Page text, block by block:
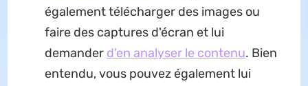
également télécharger des images ou
faire des captures d'écran et lui
demander d'en analyser le contenu. Bien
entendu, vous pouvez également lui